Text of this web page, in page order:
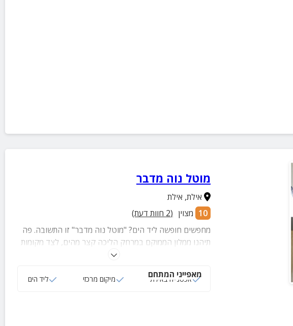
מוטל נוה מדבר
אילת, אילת
10 מצוין (
2 חוות דעת)
מחפשים חופשה ליד הים? "מוטל נוה מדבר" זו התשובה. פה
תיהנו ממלון הממוקם במרחק הליכה קצר מהים, לצד מקומות
בילוי ואטרקציות. החדרים נוחים ומרווחים.
מאפייני המתחם
אכסנייה באילת מיקום מרכזי ליד הים